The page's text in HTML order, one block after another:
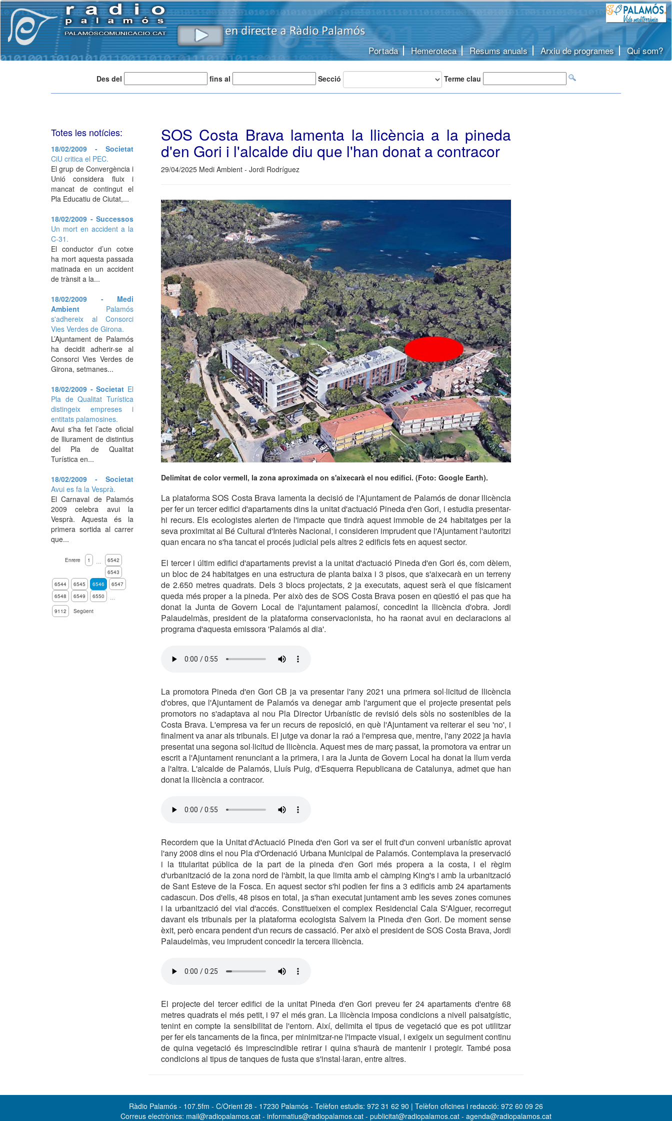
Portada Hemeroteca Resums anuals Arxiu de programes Qui som?
Des del fins al Secció Terme clau
SOS Costa Brava lamenta la llicència a la pineda
d'en Gori i l'alcalde diu que l'han donat a contracor
29/04/2025 Medi Ambient - Jordi Rodríguez
Delimitat de color vermell, la zona aproximada on s'aixecarà el nou edifici. (Foto: Google Earth).
La plataforma SOS Costa Brava lamenta la decisió de l'Ajuntament de Palamós de donar llicència
per fer un tercer edifici d'apartaments dins la unitat d'actuació Pineda d'en Gori, i estudia presentar-
hi recurs. Els ecologistes alerten de l'impacte que tindrà aquest immoble de 24 habitatges per la
seva proximitat al Bé Cultural d'Interès Nacional, i consideren imprudent que l'Ajuntament l'autoritzi
quan encara no s'ha tancat el procés judicial pels altres 2 edificis fets en aquest sector.
El tercer i últim edifici d'apartaments previst a la unitat d'actuació Pineda d'en Gori és, com dèiem,
un bloc de 24 habitatges en una estructura de planta baixa i 3 pisos, que s'aixecarà en un terreny
de 2.650 metres quadrats. Dels 3 blocs projectats, 2 ja executats, aquest serà el que físicament
queda més proper a la pineda. Per això des de SOS Costa Brava posen en qüestió el pas que ha
donat la Junta de Govern Local de l'ajuntament palamosí, concedint la llicència d'obra. Jordi
Palaudelmàs, president de la plataforma conservacionista, ho ha raonat avui en declaracions al
programa d'aquesta emissora 'Palamós al dia'.
La promotora Pineda d'en Gori CB ja va presentar l'any 2021 una primera sol·licitud de llicència
d'obres, que l'Ajuntament de Palamós va denegar amb l'argument que el projecte presentat pels
promotors no s'adaptava al nou Pla Director Urbanístic de revisió dels sòls no sostenibles de la
Costa Brava. L'empresa va fer un recurs de reposició, en què l'Ajuntament va reiterar el seu 'no', i
finalment va anar als tribunals. El jutge va donar la raó a l'empresa que, mentre, l'any 2022 ja havia
presentat una segona sol·licitud de llicència. Aquest mes de març passat, la promotora va entrar un
escrit a l'Ajuntament renunciant a la primera, i ara la Junta de Govern Local ha donat la llum verda
a l'altra. L'alcalde de Palamós, Lluís Puig, d'Esquerra Republicana de Catalunya, admet que han
donat la llicència a contracor.
Recordem que la Unitat d'Actuació Pineda d'en Gori va ser el fruit d'un conveni urbanístic aprovat
l'any 2008 dins el nou Pla d'Ordenació Urbana Municipal de Palamós. Contemplava la preservació
i la titularitat pública de la part de la pineda d'en Gori més propera a la costa, i el règim
d'urbanització de la zona nord de l'àmbit, la que limita amb el càmping King's i amb la urbanització
de Sant Esteve de la Fosca. En aquest sector s'hi podien fer fins a 3 edificis amb 24 apartaments
cadascun. Dos d'ells, 48 pisos en total, ja s'han executat juntament amb les seves zones comunes
i la urbanització del vial d'accés. Constitueixen el complex Residencial Cala S'Alguer, recorregut
davant els tribunals per la plataforma ecologista Salvem la Pineda d'en Gori. De moment sense
èxit, però encara pendent d'un recurs de cassació. Per això el president de SOS Costa Brava, Jordi
Palaudelmàs, veu imprudent concedir la tercera llicència.
El projecte del tercer edifici de la unitat Pineda d'en Gori preveu fer 24 apartaments d'entre 68
metres quadrats el més petit, i 97 el més gran. La llicència imposa condicions a nivell paisatgístic,
tenint en compte la sensibilitat de l'entorn. Així, delimita el tipus de vegetació que es pot utilitzar
per fer els tancaments de la finca, per minimitzar-ne l'impacte visual, i exigeix un seguiment continu
de quina vegetació és imprescindible retirar i quina s'haurà de mantenir i protegir. També posa
condicions al tipus de tanques de fusta que s'instal·laran, entre altres.
Totes les notícies:
18/02/2009 - Societat
CiU critica el PEC.
El grup de Convergència i
Unió considera fluix i
mancat de contingut el
Pla Educatiu de Ciutat,...
18/02/2009 - Successos
Un mort en accident a la
C-31.
El conductor d’un cotxe
ha mort aquesta passada
matinada en un accident
de trànsit a la...
18/02/2009 - Medi
Ambient Palamós
s'adhereix al Consorci
Vies Verdes de Girona.
L’Ajuntament de Palamós
ha decidit adherir-se al
Consorci Vies Verdes de
Girona, setmanes...
18/02/2009 - Societat El
Pla de Qualitat Turística
distingeix empreses i
entitats palamosines.
Avui s'ha fet l’acte oficial
de lliurament de distintius
del Pla de Qualitat
Turística en...
18/02/2009 - Societat
Avui es fa la Vesprà.
El Carnaval de Palamós
2009 celebra avui la
Vesprà. Aquesta és la
primera sortida al carrer
que...
Enrere 1 …
6542
6543
6544
6545 6546
6547
6548
6549 6550
…
9112
Següent
Ràdio Palamós - 107.5fm - C/Orient 28 - 17230 Palamós - Telèfon estudis: 972 31 62 90 | Telèfon oficines i redacció: 972 60 09 26
Correus electrònics: mail@radiopalamos.cat - informatius@radiopalamos.cat - publicitat@radiopalamos.cat - agenda@radiopalamos.cat